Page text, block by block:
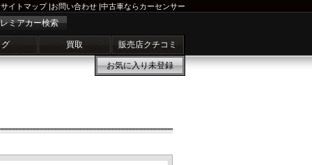
サイトマップ|お問い合わせ |中古車ならカーセンサー
ミアカー検索
買取 販売店クチコミ
お気に入り未登録